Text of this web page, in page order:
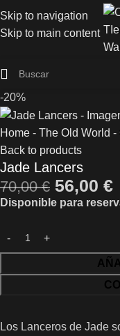
Skip to navigation
Skip to main content
-20%
Home - The Old World -
Back to products
Jade Lancers
70,00€ 56,00 €
Disponible para
Los Lanceros de Jade